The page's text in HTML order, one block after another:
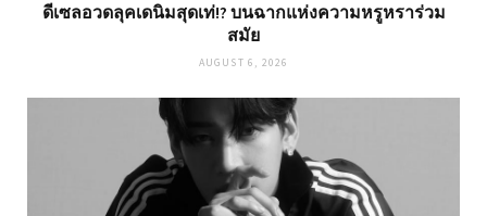
ดีเซลอวดลุคเดนิมสุดเท่!? บนฉากแห่งความหรูหราร่วม
สมัย
AUGUST 6, 2026